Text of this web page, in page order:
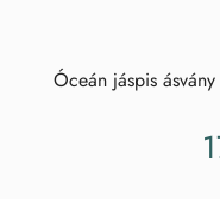
Óceán jáspis